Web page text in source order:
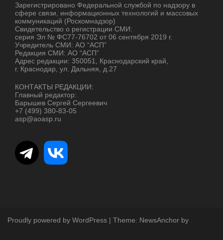
Зарегистрировано Федеральной службой по надзору в
сфере связи, информационных технологий и массовых
коммуникаций (Роскомнадзор)
Свидетельство о регистрации СМИ:
серия Эл № ФС77-76702 от 06 сентября 2019 г.
Учредитель СМИ: АО “АСП”
Редакция СМИ: АО “АСП”
Адрес редакции: 350051, Краснодарский край,
г. Краснодар, ул. Дальняя, д.27
КОНТАКТЫ РЕДАКЦИИ:
Главный редактор:
Барышев Сергей Сергеевич
+7 (499) 380-83-05
asp@aoasp.ru
Proudly powered by WordPress | Theme: NewsAnchor by